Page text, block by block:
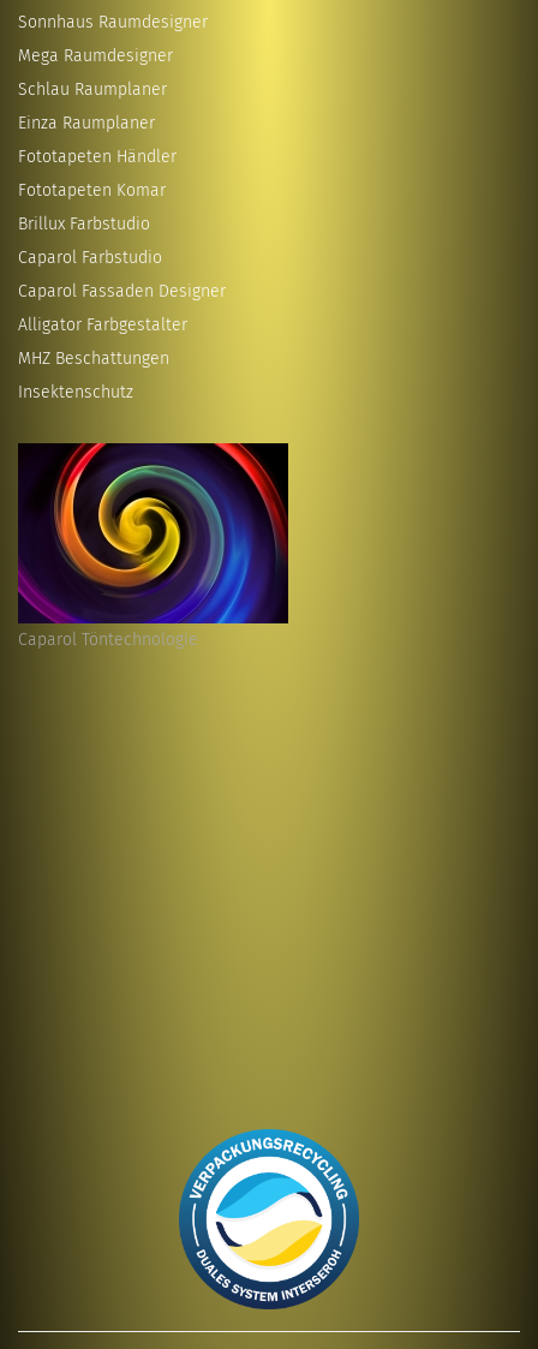
Sonnhaus Raumdesigner
Mega Raumdesigner
Schlau Raumplaner
Einza Raumplaner
Fototapeten Händler
Fototapeten Komar
Brillux Farbstudio
Caparol Farbstudio
Caparol Fassaden Designer
Alligator Farbgestalter
MHZ Beschattungen
Insektenschutz
Caparol Töntechnologie